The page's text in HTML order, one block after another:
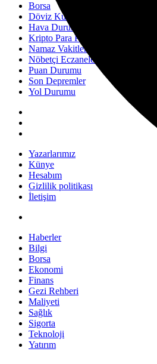
Borsa
Döviz Kurları
Hava Durumu
Kripto Para Piyasaları
Namaz Vakitleri
Nöbetçi Eczaneler
Puan Durumu
Son Depremler
Yol Durumu
Yazarlarımız
Künye
Hesabım
Gizlilik politikası
İletişim
Haberler
Bilgi
Borsa
Ekonomi
Finans
Gezi Rehberi
Maliyeti
Sağlık
Sigorta
Teknoloji
Yatırım